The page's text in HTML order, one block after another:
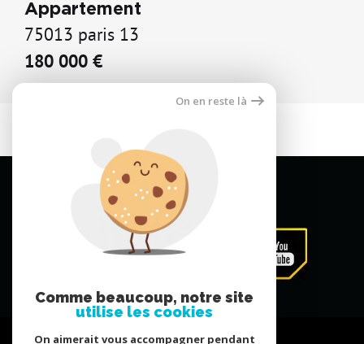
Appartement
75013 paris 13
180 000 €
On en reste là
Comme beaucoup, notre site
utilise les cookies
On aimerait vous accompagner pendant